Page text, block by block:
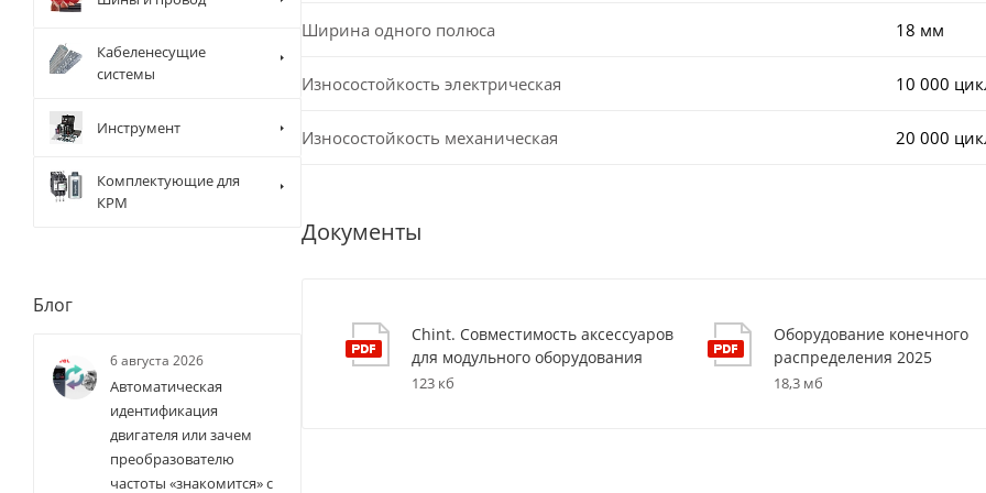
Ширина одного полюса 18 мм
Износостойкость электрическая 10 000
Износостойкость механическая 20 000
Документы
Chint. Совместимость аксессуаров
для модульного оборудования
123 кб
Оборудование конечного
распределения 2025
18,3 мб
Кабеленесущие
системы
Инструмент
Комплектующие для
КРМ
Блог
6 августа 2026
Автоматическая
идентификация
двигателя или зачем
преобразователю
частоты «знакомится» с